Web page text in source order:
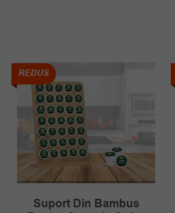
REDUS
Suport Din Bambus